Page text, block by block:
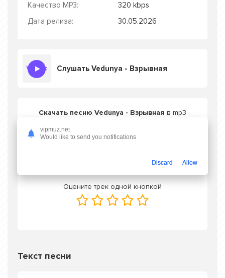
Качество MP3:
320 kbps
Дата релиза:
30.05.2026
Слушать Vedunya - Взрывная
Скачать песню Vedunya - Взрывная в mp3
Оцените трек одной кнопкой
Текст песни
vipmuz.net
Would like to send you notifications
Discard Allow